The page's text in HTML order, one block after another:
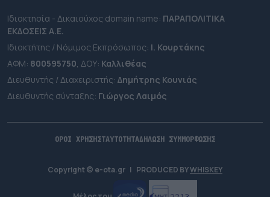
Ιδιοκτησία - Δικαιούχος domain name: ΠΑΡΑΠΟΛΙΤΙΚΑ
ΕΚΔΟΣΕΙΣ A.E.
Ιδιοκτήτης / Νόμιμος Εκπρόσωπος: Ι. Κουρτάκης
ΑΦΜ: 800595750, ΔΟΥ: Καλλιθέας
Διευθυντής / Διαχειριστής: Δημήτρης Κουνιάς
Διευθυντής σύνταξης: Γιώργος Λαιμός
ΟΡΟΙ ΧΡΗΣΗΣΤΑΥΤΟΤΗΤΑΔΗΛΩΣΗ ΣΥΜΜΟΡΦΩΣΗΣ
Copyright © e-ota.gr | PRODUCED BYWHISKEY